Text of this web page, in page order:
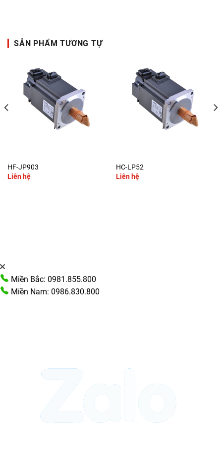
SẢN PHẨM TƯƠNG TỰ
HF-JP903
Liên hệ
HC-LP52
Liên hệ
Miền Bắc: 0981.855.800
Miền Nam: 0986.830.800